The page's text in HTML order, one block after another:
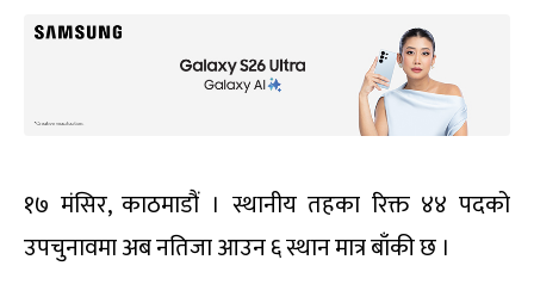
१७ मंसिर, काठमाडौं । स्थानीय तहका रिक्त ४४ पदको
उपचुनावमा अब नतिजा आउन ६ स्थान मात्र बाँकी छ ।